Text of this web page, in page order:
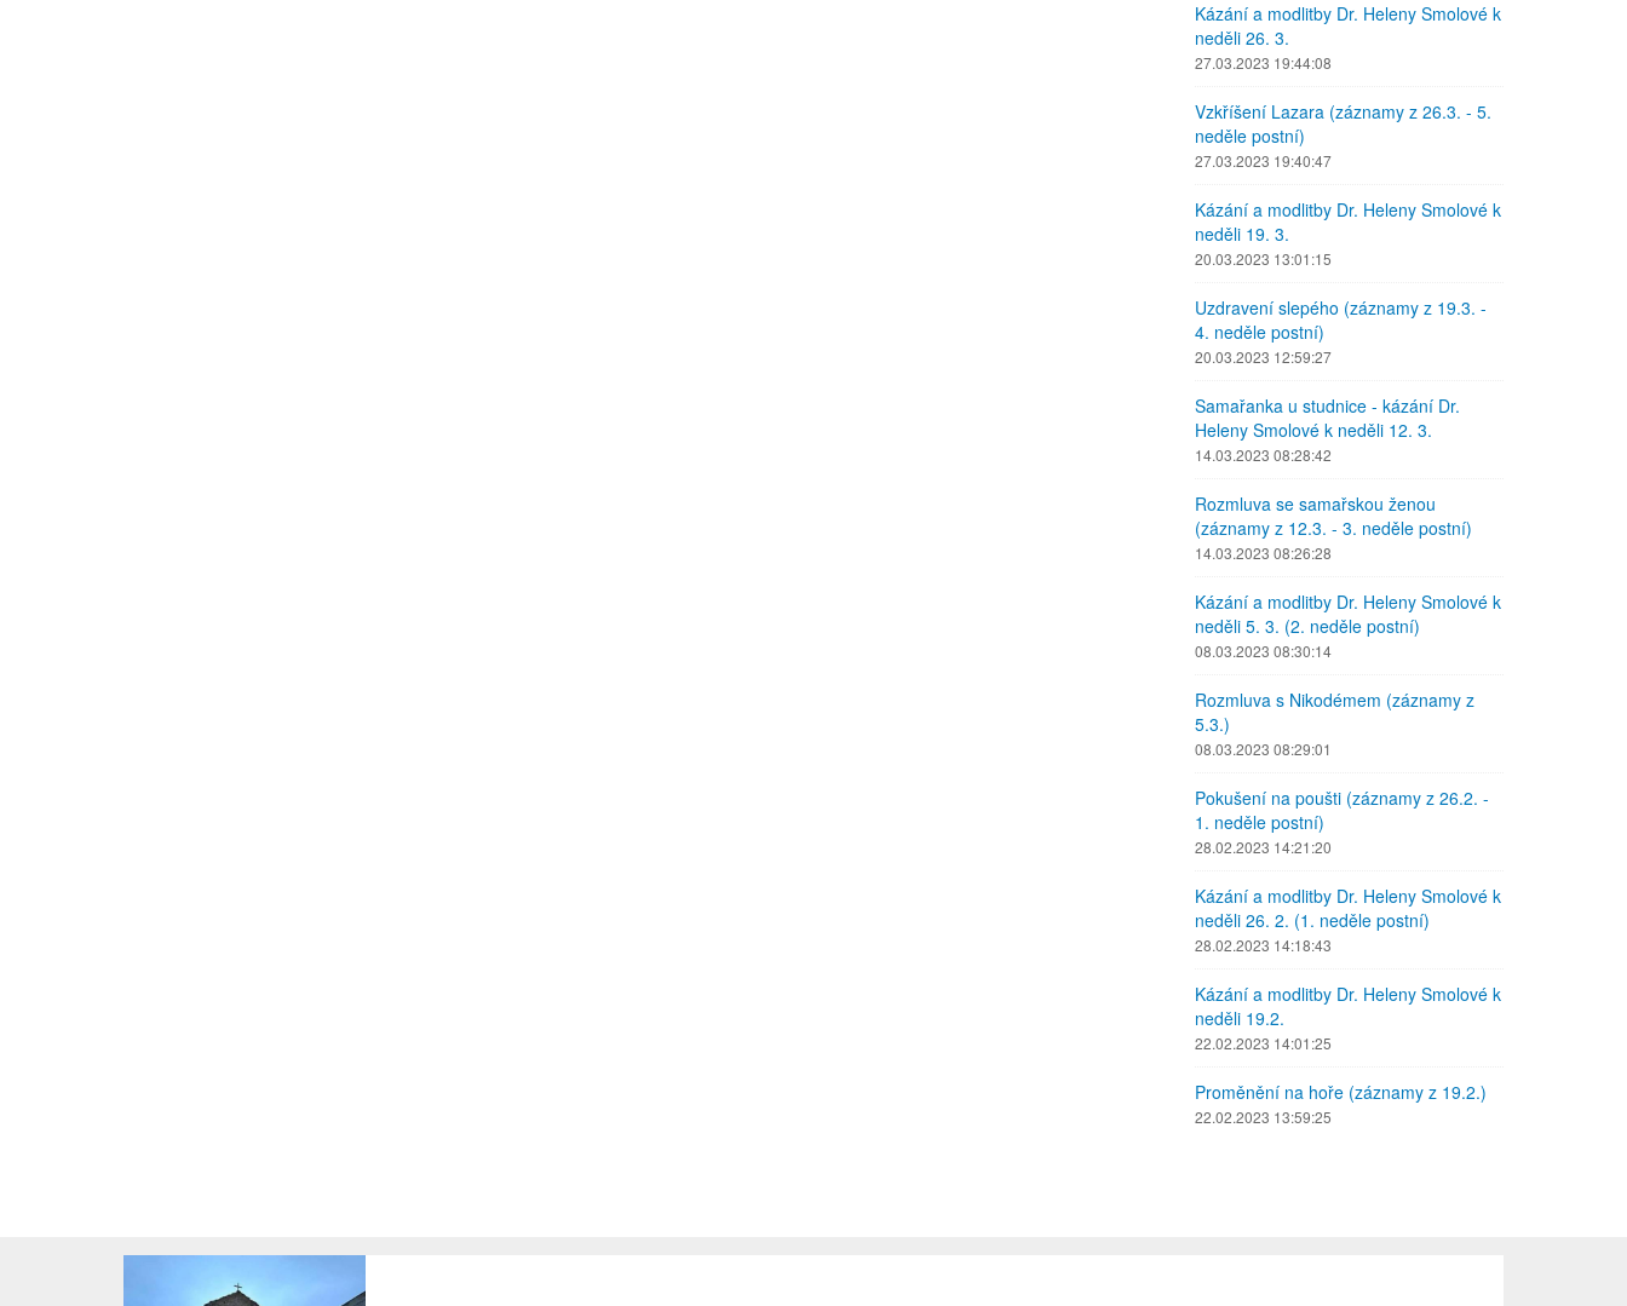
Kázání a modlitby Dr. Heleny Smolové k
neděli 26. 3.
27.03.2023 19:44:08
Vzkříšení Lazara (záznamy z 26.3. - 5.
neděle postní)
27.03.2023 19:40:47
Kázání a modlitby Dr. Heleny Smolové k
neděli 19. 3.
20.03.2023 13:01:15
Uzdravení slepého (záznamy z 19.3. -
4. neděle postní)
20.03.2023 12:59:27
Samařanka u studnice - kázání Dr.
Heleny Smolové k neděli 12. 3.
14.03.2023 08:28:42
Rozmluva se samařskou ženou
(záznamy z 12.3. - 3. neděle postní)
14.03.2023 08:26:28
Kázání a modlitby Dr. Heleny Smolové k
neděli 5. 3. (2. neděle postní)
08.03.2023 08:30:14
Rozmluva s Nikodémem (záznamy z
5.3.)
08.03.2023 08:29:01
Pokušení na poušti (záznamy z 26.2. -
1. neděle postní)
28.02.2023 14:21:20
Kázání a modlitby Dr. Heleny Smolové k
neděli 26. 2. (1. neděle postní)
28.02.2023 14:18:43
Kázání a modlitby Dr. Heleny Smolové k
neděli 19.2.
22.02.2023 14:01:25
Proměnění na hoře (záznamy z 19.2.)
22.02.2023 13:59:25